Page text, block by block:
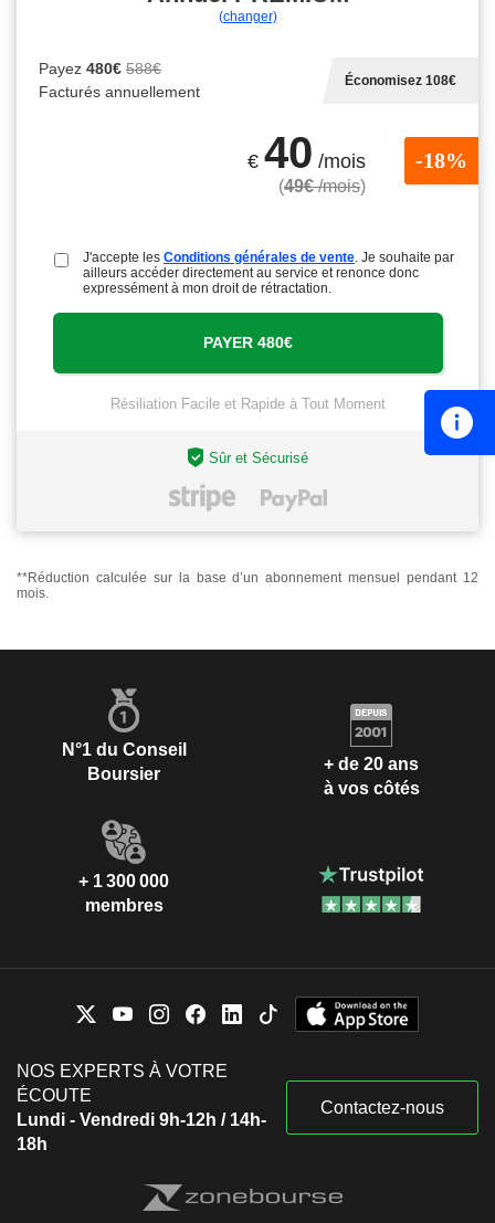
(changer)
Payez 480€ 588€
Facturés annuellement
Économisez 108€
€ 40 /mois
(49€/mois)
-18%
J'accepte les Conditions générales de vente. Je souhaite par
ailleurs accéder directement au service et renonce donc
expressément à mon droit de rétractation.
Résiliation Facile et Rapide à Tout Moment
Sûr et Sécurisé
**Réduction calculée sur la base d’un abonnement mensuel pendant 12
mois.
N°1 du Conseil
Boursier
+ de 20 ans
à vos côtés
+ 1 300 000
membres
NOS EXPERTS À VOTRE
ÉCOUTE
Lundi - Vendredi 9h-12h / 14h-
18h
Contactez-nous